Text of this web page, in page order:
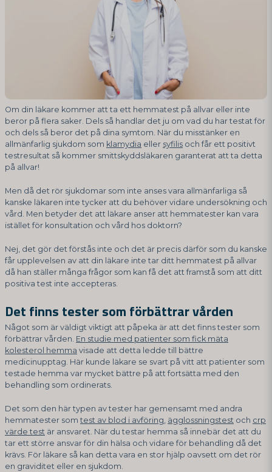
Om din läkare kommer att ta ett hemmatest på allvar eller inte
beror på flera saker. Dels så handlar det ju om vad du har testat för
och dels så beror det på dina symtom. När du misstänker en
allmänfarlig sjukdom som klamydia eller syfilis och får ett positivt
testresultat så kommer smittskyddsläkaren garanterat att ta detta
på allvar!
Men då det rör sjukdomar som inte anses vara allmänfarliga så
kanske läkaren inte tycker att du behöver vidare undersökning och
vård. Men betyder det att läkare anser att hemmatester kan vara
istället för konsultation och vård hos doktorn?
Nej, det gör det förstås inte och det är precis därför som du kanske
får upplevelsen av att din läkare inte tar ditt hemmatest på allvar
då han ställer många frågor som kan få det att framstå som att ditt
positiva test inte accepteras.
Det finns tester som förbättrar vården
Något som är väldigt viktigt att påpeka är att det finns tester som
förbättrar vården. En studie med patienter som fick mäta
kolesterol hemma visade att detta ledde till bättre
medicinupptag. Här kunde läkare se svart på vitt att patienter som
testade hemma var mycket bättre på att fortsätta med den
behandling som ordinerats.
Det som den här typen av tester har gemensamt med andra
hemmatester som test av blod i avföring, ägglossningstest och crp
värde test är ansvaret. När du testar hemma så innebär det att du
tar ett större ansvar för din hälsa och vidare för behandling då det
krävs. För läkare så kan detta vara en stor hjälp oavsett om det rör
en graviditet eller en sjukdom.